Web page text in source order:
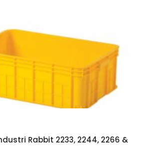
Rabbit 2233, 2244, 2266 &